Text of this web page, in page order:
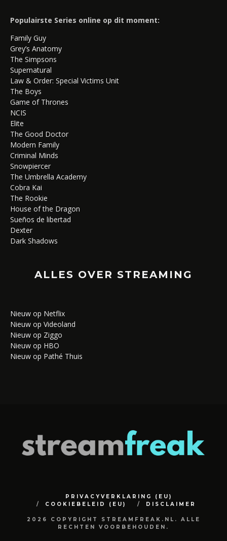
Populairste Series online op dit moment:
Family Guy
Grey’s Anatomy
The Simpsons
Supernatural
Law & Order: Special Victims Unit
The Boys
Game of Thrones
NCIS
Elite
The Good Doctor
Modern Family
Criminal Minds
Snowpiercer
The Umbrella Academy
Cobra Kai
The Rookie
House of the Dragon
Sueños de libertad
Dexter
Dark Shadows
ALLES OVER STREAMING
Nieuw op Netflix
Nieuw op Videoland
Nieuw op Ziggo
Nieuw op HBO
Nieuw op Pathé Thuis
PRIVACYVERKLARING (EU)
COOKIEBELEID (EU)
DISCLAIMER
2026 COPYRIGHT STREAMFREAK.NL. ALLE
RECHTEN VOORBEHOUDEN.